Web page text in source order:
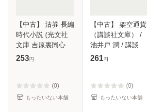
【中古】 沽券 長編
時代小説 (光文社
文庫 吉原裏同心
10) / 佐伯泰英 / 光
253円
(0)
もったいない本舗
【中古】 架空通貨
（講談社文庫） /
池井戸 潤 / 講談社
[文庫]【メール便送
261円
(0)
もったいない本舗